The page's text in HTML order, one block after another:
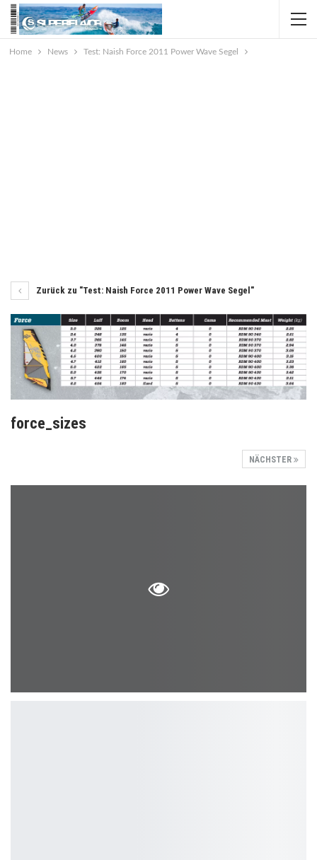
Home News Test: Naish Force 2011 Power Wave Segel
Zurück zu "Test: Naish Force 2011 Power Wave Segel"
force_sizes
NÄCHSTER